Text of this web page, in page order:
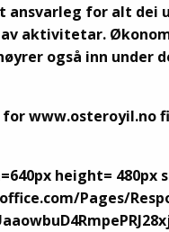
ansvarleg for alt dei
aktivitetar.
også inn under
www.osteroyil.no
height= 480px
Pages/